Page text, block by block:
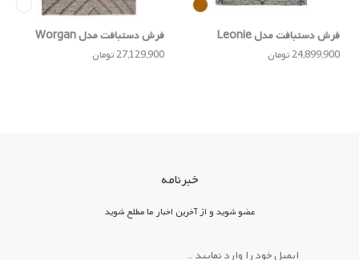
فرش دستبافت مدل Leonie
24,899,900 تومان
فرش دستبافت مدل Worgan
27,129,900 تومان
خبرنامه
عضو شوید و از آخرین اخبار ما مطلع شوید